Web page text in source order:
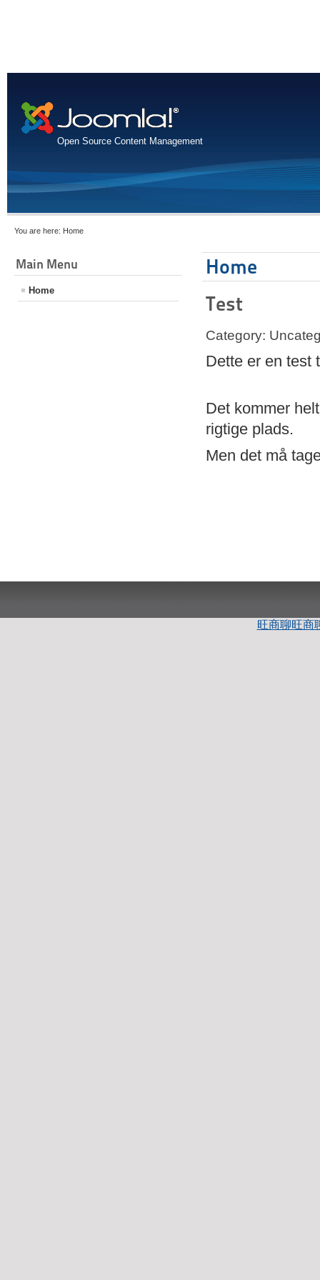
Open Source Content Management
You are here: Home
Main Menu
Home
Home
Test
Category:
Dette er en test
Det kommer
rigtige plads.
Men det må
旺商聊旺商